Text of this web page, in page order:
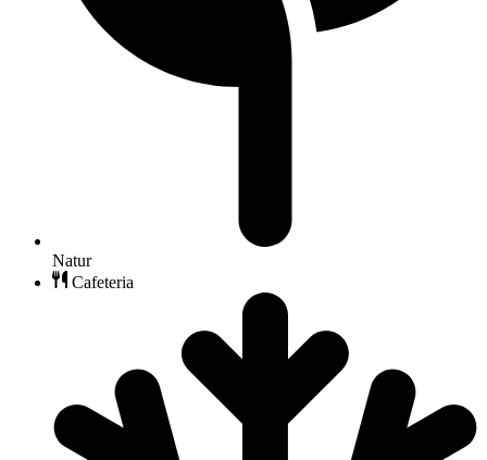
Natur
Cafeteria